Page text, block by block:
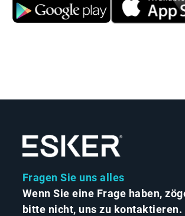
Fragen Sie uns alles
Wenn Sie eine Frage haben,
bitte nicht, uns zu kontaktieren.